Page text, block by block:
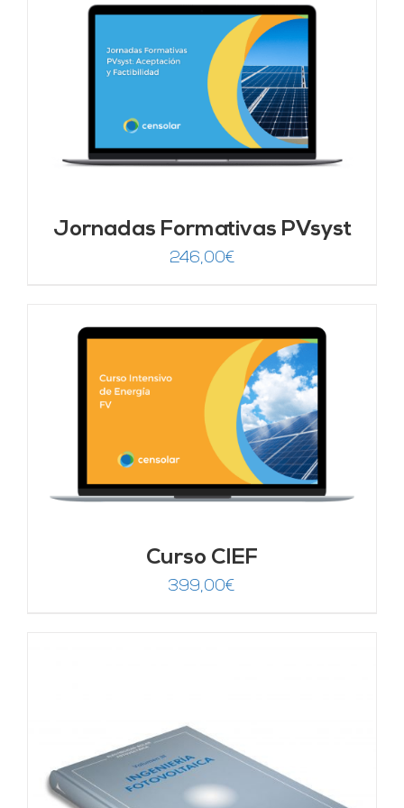
1.250,00€.625,00€.
Jornadas Formativas PVsyst
246,00€
Curso CIEF
399,00€